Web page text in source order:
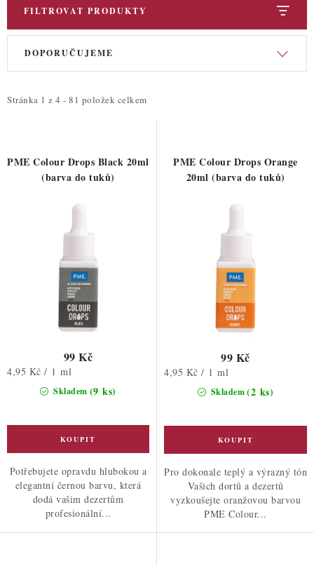
FILTROVAT PRODUKTY
V
i
r
Stránka 1 z 4 - 81 položek celkem
Ř
e
p
DOPORUČUJEME
PME Colour Drops Black 20ml
(barva do tuků)
Skladem (9 ks)
99 Kč
Měrná
4,95 Kč / 1 ml
Potřebujete opravdu hlubokou a
elegantní černou barvu, která
dodá vašim dezertům
profesionální...
PME Colour Drops Orange
20ml (barva do tuků)
Skladem(2 ks)
99 Kč
Měrná
4,95 Kč / 1 ml
Pro dokonale teplý a výrazný tón
Vašich dortů a dezertů
vyzkoušejte oranžovou barvou
PME Colour...